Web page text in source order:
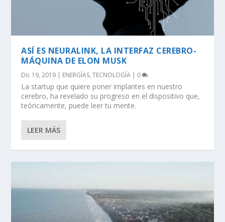
ASÍ ES NEURALINK, LA INTERFAZ CEREBRO-
MÁQUINA DE ELON MUSK
Dic 19, 2019 | ENERGÍAS,TECNOLOGÍA | 0
La startup que quiere poner implantes en nuestro
cerebro, ha revelado su progreso en el dispositivo que,
teóricamente, puede leer tu mente.
LEER MÁS